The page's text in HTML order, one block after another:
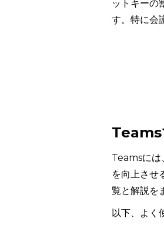
ットキーの
す。特に会
Teams
Teamsには
を向上させ
覧と解説を
以下、よく